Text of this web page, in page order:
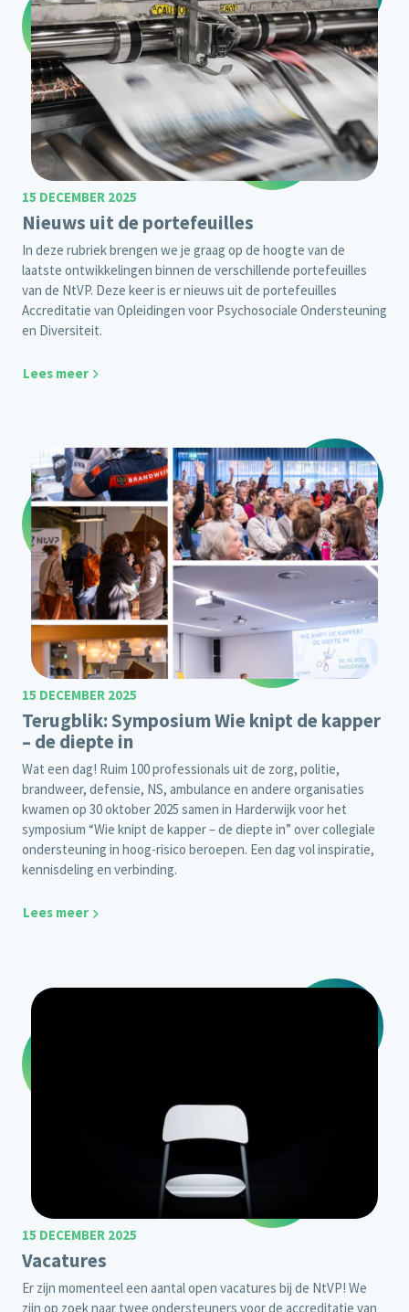
15 DECEMBER 2025
Nieuws uit de portefeuilles
In deze rubriek brengen we je graag op de hoogte van de
laatste ontwikkelingen binnen de verschillende portefeuilles
van de NtVP. Deze keer is er nieuws uit de portefeuilles
Accreditatie van Opleidingen voor Psychosociale Ondersteuning
en Diversiteit.
Lees meer
15 DECEMBER 2025
Terugblik: Symposium Wie knipt de kapper
– de diepte in
Wat een dag! Ruim 100 professionals uit de zorg, politie,
brandweer, defensie, NS, ambulance en andere organisaties
kwamen op 30 oktober 2025 samen in Harderwijk voor het
symposium “Wie knipt de kapper – de diepte in” over collegiale
ondersteuning in hoog-risico beroepen. Een dag vol inspiratie,
kennisdeling en verbinding.
Lees meer
15 DECEMBER 2025
Vacatures
Er zijn momenteel een aantal open vacatures bij de NtVP! We
zijn op zoek naar twee ondersteuners voor de accreditatie van